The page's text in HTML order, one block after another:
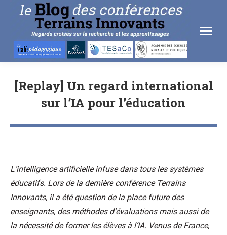
[Replay] Un regard international
sur l’IA pour l’éducation
L’intelligence artificielle infuse dans tous les systèmes
éducatifs. Lors de la dernière conférence Terrains
Innovants, il a été question de la place future des
enseignants, des méthodes d’évaluations mais aussi de
la nécessité de former les élèves à l’IA. Venus de France,